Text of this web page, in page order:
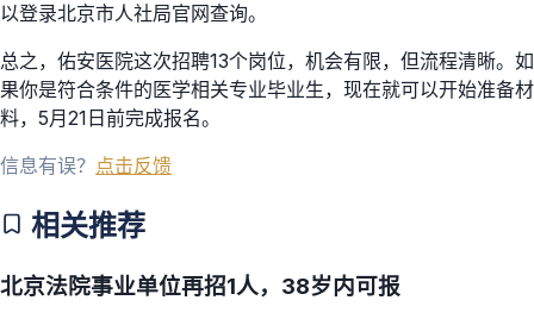
以登录北京市人社局官网查询。
总之，佑安医院这次招聘13个岗位，机会有限，但流程清晰。如
果你是符合条件的医学相关专业毕业生，现在就可以开始准备材
料，5月21日前完成报名。
信息有误？ 点击反馈
相关推荐
北京法院事业单位再招1人，38岁内可报